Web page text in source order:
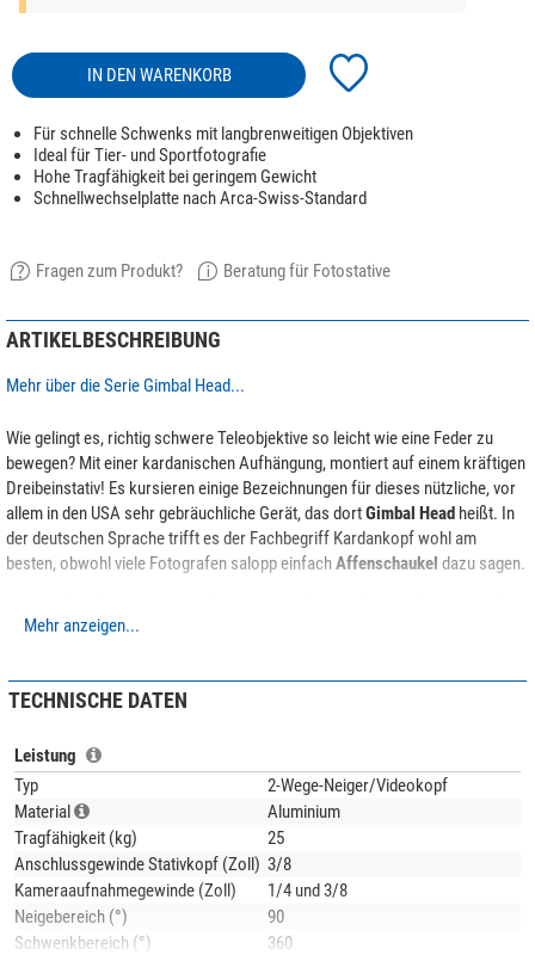
IN DEN WARENKORB
Für schnelle Schwenks mit langbrenweitigen Objektiven
Ideal für Tier- und Sportfotografie
Hohe Tragfähigkeit bei geringem Gewicht
Schnellwechselplatte nach Arca-Swiss-Standard
Fragen zum Produkt? Beratung für Fotostative
ARTIKELBESCHREIBUNG
Mehr über die Serie Gimbal Head...
Wie gelingt es, richtig schwere Teleobjektive so leicht wie eine Feder zu
bewegen? Mit einer kardanischen Aufhängung, montiert auf einem kräftigen
Dreibeinstativ! Es kursieren einige Bezeichnungen für dieses nützliche, vor
allem in den USA sehr gebräuchliche Gerät, das dortGimbal Head heißt. In
der deutschen Sprache trifft es der Fachbegriff Kardankopf wohl am
besten, obwohl viele Fotografen salopp einfachAffenschaukel dazu sagen.
Hilfe, die schnell bewegte Motive von einem bestimmten Standort aus mit
Sportveranstaltungen, Reportagen oder auch Tierbeobachtungen.
Legierung mit Magnesium und Silizium als Legierungsbestandteile. Dieses
korrosionsbeständige Material zeichnet sich durch hohe Festigkeit und gute
Zähigkeit aus. Die Streckgrenze ist vergleichbar mit Baustahl. Alle Teile
werden auf modernsten
CNC-Maschinenaus dem vollen Material gefräst
und sind dadurch deutlich
stabiler als Gußteile
keine Kompromisse!
Mehr anzeigen...
TECHNISCHE DATEN
Leistung
Typ
2-Wege-Neiger/Videokopf
Material
Aluminium
Tragfähigkeit (kg)
25
Anschlussgewinde Stativkopf (Zoll) 3/8
Kameraaufnahmegewinde (Zoll)
1/4 und 3/8
Neigebereich (°)
90
Schwenkbereich (°)
360